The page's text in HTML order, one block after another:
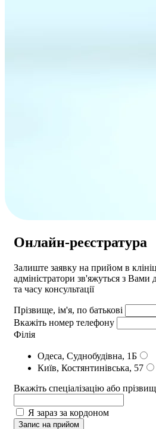
Онлайн-реєстратура
Залиште заявку на прийом в
адмiнiстратори зв'яжуться з Вами
та часу консультацiï
Прізвище, ім'я, по батькові
Вкажіть номер телефону
Філія
Одеса, Суднобудівна, 1Б
Київ, Костянтинівська, 57
Вкажіть спеціалізацію або
Я зараз за кордоном
Запис на прийом